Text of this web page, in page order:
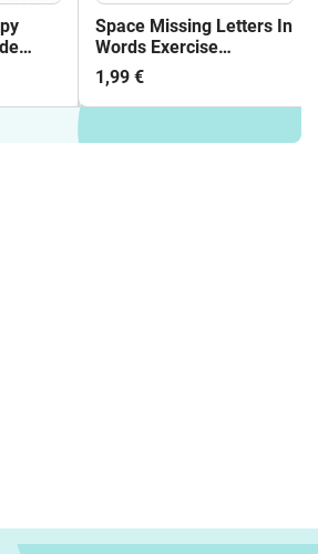
Space Missing Letters In
Words Exercise
Worksheet / Letras que
faltan en el espacio en
las palabras
1,99 €